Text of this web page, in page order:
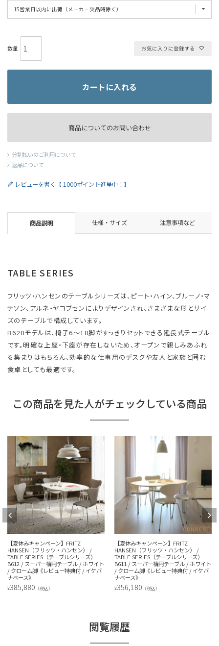
お気に入りに登録する
カートに入れる
商品についてのお問い合わせ
分割払いのご利用について
返品について
レビューを書く【 1000ポイント進呈中！】
商品説明 仕様・サイズ 注意事項など
TABLE SERIES
フリッツ・ハンセンのテーブルシリーズは、ピート・ハイン、ブルーノ・マ
テソン、アルネ・ヤコブセンによりデザインされ、さまざまな形とサイ
ズのテーブルで構成しています。
B620モデルは、椅子6～10脚がすっきりセットできる延長式テーブル
です。明確な上座・下座が存在しないため、オープンで親しみあふれ
る集まりはもちろん、効率的な仕事用のデスクや友人と家族と囲む
食卓としても最適です。
この商品を見た人がチェックしている商品
【夏休みキャンペーン】FRITZ
HANSEN（フリッツ・ハンセン） /
TABLE SERIES（テーブルシリーズ）
B612 / スーパー楕円テーブル / ホワイト
/ クローム脚《レビュー特典付 / イケバ
ナベース》
¥385,880 （税込）
【夏休みキャンペーン】FRITZ
HANSEN（フリッツ・ハンセン） /
TABLE SERIES（テーブルシリーズ）
B611 / スーパー楕円テーブル / ホワイト
/ クローム脚《レビュー特典付 / イケバ
ナベース》
¥356,180 （税込）
閲覧履歴